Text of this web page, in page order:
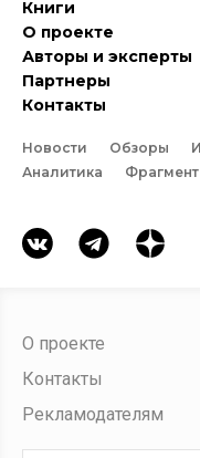
Книги
О проекте
Авторы и эксперты
Партнеры
Контакты
Новости Обзоры
Аналитика
Фрагмент
О проекте
Контакты
Рекламодателям